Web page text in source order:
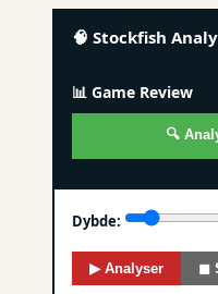
🧠 Stockfish
📊 Game Review
🔍
Dybde:
▶ Analyser ◼